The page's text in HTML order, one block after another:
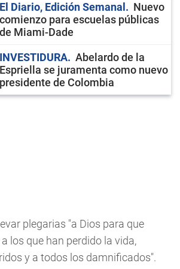
El Diario, Edición Semanal
Nuevo
comienzo para escuelas públicas
de Miami-Dade
INVESTIDURA
Abelardo de la
Espriella se juramenta como nuevo
presidente de Colombia
plegarias "a Dios para que
los que han perdido la vida,
y a todos los damnificados".